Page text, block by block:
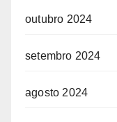
outubro 2024
setembro 2024
agosto 2024